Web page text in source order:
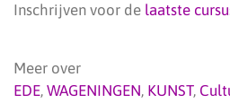
Inschrijven voor de laatste
Meer over
EDE, WAGENINGEN, KUNST,